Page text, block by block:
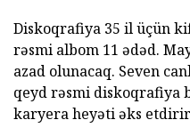
Diskoqrafiya 35 il üçün
rəsmi albom 11 ədəd.
azad olunacaq. Seven
qeyd rəsmi diskoqrafiya
karyera heyəti əks